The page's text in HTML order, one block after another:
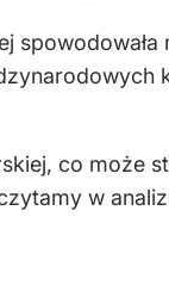
spowodowała
co może
w